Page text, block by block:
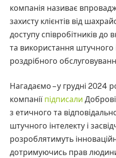
компанія називає
захисту клієнтів від
доступу співробітників до
та використання штучного
роздрібного
Нагадаємо – у грудні 2024
компанії підписали
з етичного та
штучного інтелекту і
розроблятимуть
дотримуючись прав